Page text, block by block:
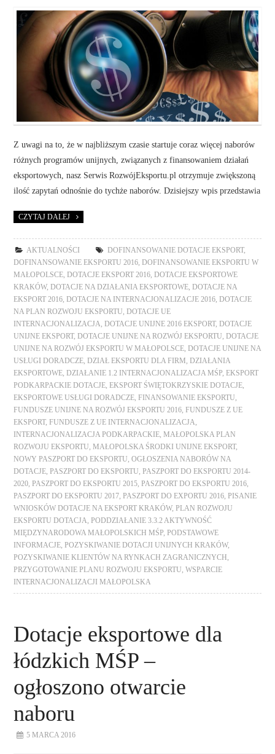
Z uwagi na to, że w najbliższym czasie startuje coraz więcej naborów
różnych programów unijnych, związanych z finansowaniem działań
eksportowych, nasz Serwis RozwójEksportu.pl otrzymuje zwiększoną
ilość zapytań odnośnie do tychże naborów. Dzisiejszy wpis przedstawia
CZYTAJ DALEJ
AKTUALNOŚCI DOFINANSOWANIE DOTACJE EKSPORT,
DOFINANSOWANIE EKSPORTU 2016,DOFINANSOWANIE EKSPORTU W
MAŁOPOLSCE,DOTACJE EKSPORT 2016,DOTACJE EKSPORTOWE
KRAKÓW,DOTACJE NA DZIAŁANIA EKSPORTOWE,DOTACJE NA
EKSPORT 2016,DOTACJE NA INTERNACJONALIZACJE 2016,DOTACJE
NA PLAN ROZWOJU EKSPORTU,DOTACJE UE
INTERNACJONALIZACJA,DOTACJE UNIJNE 2016 EKSPORT,DOTACJE
UNIJNE EKSPORT,DOTACJE UNIJNE NA ROZWÓJ EKSPORTU,DOTACJE
UNIJNE NA ROZWÓJ EKSPORTU W MAŁOPOLSCE,DOTACJE UNIJNE NA
USŁUGI DORADCZE,DZIAŁ EKSPORTU DLA FIRM,DZIAŁANIA
EKSPORTOWE,DZIAŁANIE 1.2 INTERNACJONALIZACJA MŚP,EKSPORT
PODKARPACKIE DOTACJE,EKSPORT ŚWIĘTOKRZYSKIE DOTACJE,
EKSPORTOWE USŁUGI DORADCZE, FINANSOWANIE EKSPORTU,
FUNDUSZE UNIJNE NA ROZWÓJ EKSPORTU 2016, FUNDUSZE Z UE
EKSPORT, FUNDUSZE Z UE INTERNACJONALIZACJA,
INTERNACJONALIZACJA PODKARPACKIE,MAŁOPOLSKA PLAN
ROZWOJU EKSPORTU,MAŁOPOLSKA ŚRODKI UNIJNE EKSPORT,
NOWY PASZPORT DO EKSPORTU,OGŁOSZENIA NABORÓW NA
DOTACJE, PASZPORT DO EKSPORTU, PASZPORT DO EKSPORTU 2014-
2020, PASZPORT DO EKSPORTU 2015, PASZPORT DO EKSPORTU 2016,
PASZPORT DO EKSPORTU 2017, PASZPORT DO EXPORTU 2016, PISANIE
WNIOSKÓW DOTACJE NA EKSPORT KRAKÓW, PLAN ROZWOJU
EKSPORTU DOTACJA, PODDZIAŁANIE 3.3.2 AKTYWNOŚĆ
MIĘDZYNARODOWA MAŁOPOLSKICH MŚP, PODSTAWOWE
INFORMACJE, POZYSKIWANIE DOTACJI UNIJNYCH KRAKÓW,
POZYSKIWANIE KLIENTÓW NA RYNKACH ZAGRANICZNYCH,
PRZYGOTOWANIE PLANU ROZWOJU EKSPORTU, WSPARCIE
INTERNACJONALIZACJI MAŁOPOLSKA
Dotacje eksportowe dla
łódzkich MŚP –
ogłoszono otwarcie
naboru
5 MARCA 2016